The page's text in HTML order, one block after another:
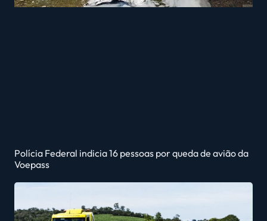
Polícia Federal indicia 16 pessoas por queda de avião da
Voepass